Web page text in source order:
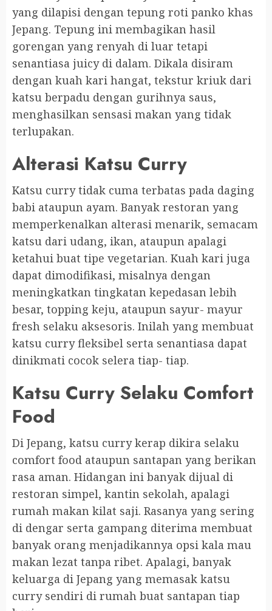
yang dilapisi dengan tepung roti panko khas
Jepang. Tepung ini membagikan hasil
gorengan yang renyah di luar tetapi
senantiasa juicy di dalam. Dikala disiram
dengan kuah kari hangat, tekstur kriuk dari
katsu berpadu dengan gurihnya saus,
menghasilkan sensasi makan yang tidak
terlupakan.
Alterasi Katsu Curry
Katsu curry tidak cuma terbatas pada daging
babi ataupun ayam. Banyak restoran yang
memperkenalkan alterasi menarik, semacam
katsu dari udang, ikan, ataupun apalagi
ketahui buat tipe vegetarian. Kuah kari juga
dapat dimodifikasi, misalnya dengan
meningkatkan tingkatan kepedasan lebih
besar, topping keju, ataupun sayur- mayur
fresh selaku aksesoris. Inilah yang membuat
katsu curry fleksibel serta senantiasa dapat
dinikmati cocok selera tiap- tiap.
Katsu Curry Selaku Comfort
Food
Di Jepang, katsu curry kerap dikira selaku
comfort food ataupun santapan yang berikan
rasa aman. Hidangan ini banyak dijual di
restoran simpel, kantin sekolah, apalagi
rumah makan kilat saji. Rasanya yang sering
di dengar serta gampang diterima membuat
banyak orang menjadikannya opsi kala mau
makan lezat tanpa ribet. Apalagi, banyak
keluarga di Jepang yang memasak katsu
curry sendiri di rumah buat santapan tiap